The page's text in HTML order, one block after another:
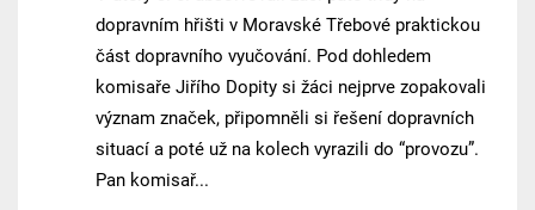
dopravním hřišti v Moravské Třebové praktickou
část dopravního vyučování. Pod dohledem
komisaře Jiřího Dopity si žáci nejprve zopakovali
význam značek, připomněli si řešení dopravních
situací a poté už na kolech vyrazili do “provozu”.
Pan komisař...